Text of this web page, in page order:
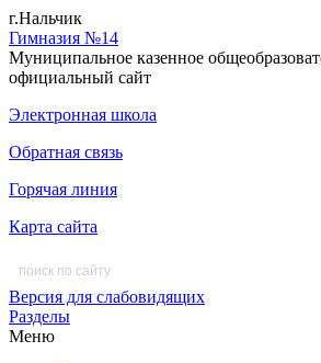
г.Нальчик
Гимназия №14
Муниципальное казенное
официальный сайт
Электронная школа
Обратная связь
Горячая линия
Карта сайта
Версия для слабовидящих
Разделы
Меню